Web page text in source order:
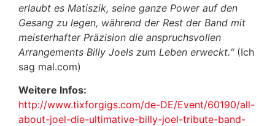
erlaubt es Matiszik, seine ganze Power auf den
Gesang zu legen, während der Rest der Band mit
meisterhafter Präzision die anspruchsvollen
Arrangements Billy Joels zum Leben erweckt.“(Ich
sag mal.com)
Weitere Infos:
http://www.tixforgigs.com/de-DE/Event/60190/all-
about-joel-die-ultimative-billy-joel-tribute-band-